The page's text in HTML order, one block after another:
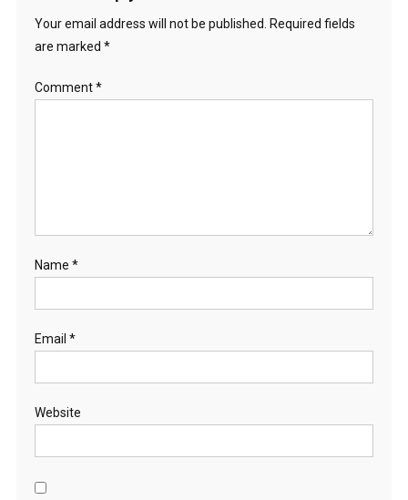
Your email address will not be published.
Required fields
are marked *
Comment*
Name *
Email *
Website